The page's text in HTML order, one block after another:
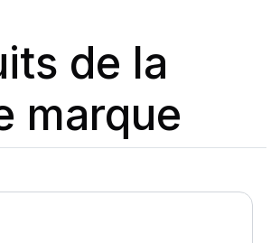
de la
marque